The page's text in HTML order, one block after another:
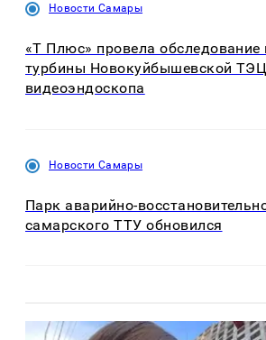
Новости Самары
«Т Плюс» провела обследование
турбины Новокуйбышевской
видеоэндоскопа
Новости Самары
Парк аварийно-
самарского ТТУ обновился